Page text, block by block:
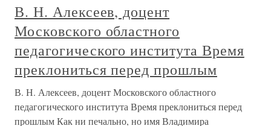
В. Н. Алексеев, доцент
Московского областного
педагогического института Время
преклониться перед прошлым
В. Н. Алексеев, доцент Московского областного
педагогического института Время преклониться перед
прошлым Как ни печально, но имя Владимира